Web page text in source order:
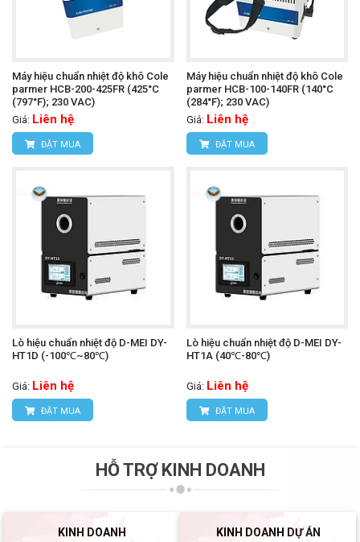
Máy hiệu chuẩn nhiệt độ khô Cole
parmer HCB-200-425FR (425°C
(797°F); 230 VAC)
Giá: Liên hệ
ĐẶT MUA
Máy hiệu chuẩn nhiệt độ khô Cole
parmer HCB-100-140FR (140°C
(284°F); 230 VAC)
Giá: Liên hệ
ĐẶT MUA
Lò hiệu chuẩn nhiệt độ D-MEI DY-
HT1D (-100℃~80℃)
Giá: Liên hệ
ĐẶT MUA
Lò hiệu chuẩn nhiệt độ D-MEI DY-
HT1A (40℃-80℃)
Giá: Liên hệ
ĐẶT MUA
HỖ TRỢ KINH DOANH
KINH DOANH
KINH DOANH DỰ ÁN